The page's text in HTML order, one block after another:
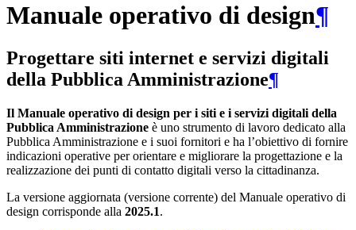
Manuale operativo di design¶
Progettare siti internet e servizi digitali
della Pubblica Amministrazione¶
Il Manuale operativo di design per i siti e i servizi digitali della
Pubblica Amministrazione è uno strumento di lavoro dedicato alla
Pubblica Amministrazione e i suoi fornitori e ha l’obiettivo di fornire
indicazioni operative per orientare e migliorare la progettazione e la
realizzazione dei punti di contatto digitali verso la cittadinanza.
La versione aggiornata (versione corrente) del Manuale operativo di
design corrisponde alla 2025.1.